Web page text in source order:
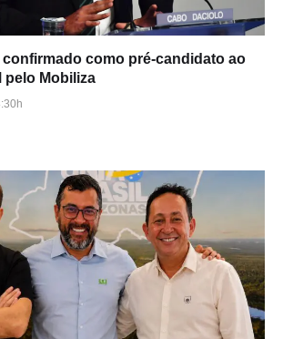
como pré-candidato ao
pelo Mobiliza